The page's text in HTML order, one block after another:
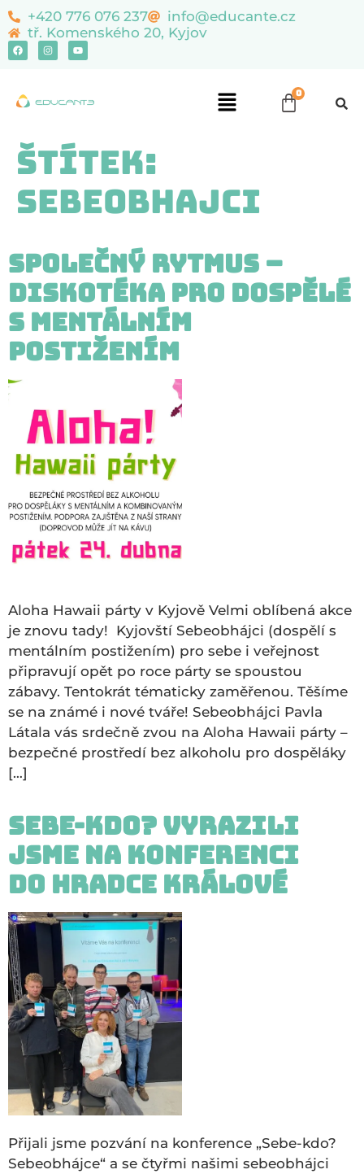
content
+420 776 076 237
info@educante.cz
tř. Komenského 20, Kyjov
Štítek:
sebeobhajci
Společný rytmus –
Diskotéka pro dospělé
s mentálním
postižením
Aloha Hawaii párty v Kyjově Velmi oblíbená akce
je znovu tady! Kyjovští Sebeobhájci (dospělí s
mentálním postižením) pro sebe i veřejnost
připravují opět po roce párty se spoustou
zábavy. Tentokrát tématicky zaměřenou. Těšíme
se na známé i nové tváře! Sebeobhájci Pavla
Látala vás srdečně zvou na Aloha Hawaii párty –
bezpečné prostředí bez alkoholu pro dospěláky
[…]
Sebe-kdo? Vyrazili
jsme na konferenci
do Hradce Králové
Přijali jsme pozvání na konference „Sebe-kdo?
Sebeobhájce“ a se čtyřmi našimi sebeobhájci